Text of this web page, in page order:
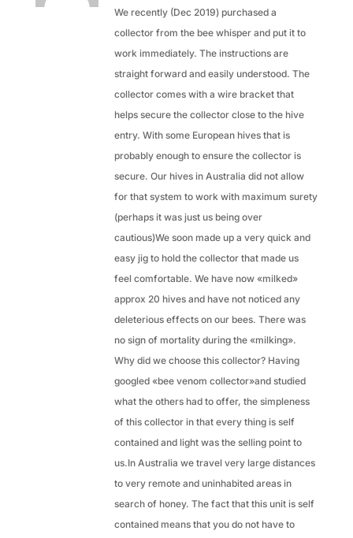
We recently (Dec 2019) purchased a
collector from the bee whisper and put it to
work immediately. The instructions are
straight forward and easily understood. The
collector comes with a wire bracket that
helps secure the collector close to the hive
entry. With some European hives that is
probably enough to ensure the collector is
secure. Our hives in Australia did not allow
for that system to work with maximum surety
(perhaps it was just us being over
cautious)We soon made up a very quick and
easy jig to hold the collector that made us
feel comfortable. We have now «milked»
approx 20 hives and have not noticed any
deleterious effects on our bees. There was
no sign of mortality during the «milking».
Why did we choose this collector? Having
googled «bee venom collector»and studied
what the others had to offer, the simpleness
of this collector in that every thing is self
contained and light was the selling point to
us.In Australia we travel very large distances
to very remote and uninhabited areas in
search of honey. The fact that this unit is self
contained means that you do not have to